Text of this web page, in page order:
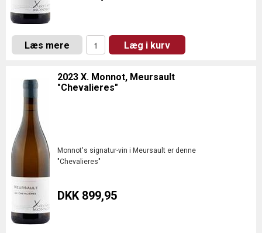
Læs mere Læg i kurv
2023 X. Monnot, Meursault
"Chevalieres"
Monnot's signatur-vin i Meursault er denne
"Chevalieres"
DKK 899,95